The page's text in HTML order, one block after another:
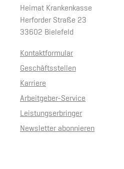
Heimat Krankenkasse
Herforder Straße 23
33602 Bielefeld
Kontaktformular
Geschäftsstellen
Karriere
Arbeitgeber-Service
Leistungserbringer
Newsletter abonnieren